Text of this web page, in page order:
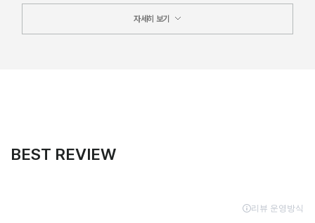
자세히 보기
BEST REVIEW